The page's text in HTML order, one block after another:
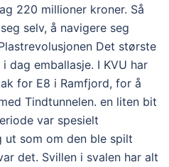
220 millioner kroner. Så
selv, å navigere seg
Det største
dag emballasje. I KVU har
for E8 i Ramfjord, for å
Tindtunnelen. en liten bit
var spesielt
ut som om den ble spilt
det. Svillen i svalen har alt